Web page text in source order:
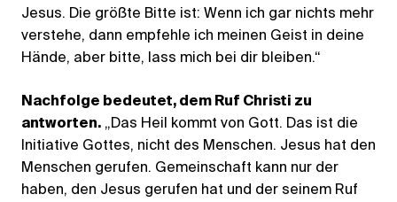
Jesus. Die größte Bitte ist: Wenn ich gar nichts mehr
verstehe, dann empfehle ich meinen Geist in deine
Hände, aber bitte, lass mich bei dir bleiben.“
Nachfolge bedeutet, dem Ruf Christi zu
antworten. „Das Heil kommt von Gott. Das ist die
Initiative Gottes, nicht des Menschen. Jesus hat den
Menschen gerufen. Gemeinschaft kann nur der
haben, den Jesus gerufen hat und der seinem Ruf